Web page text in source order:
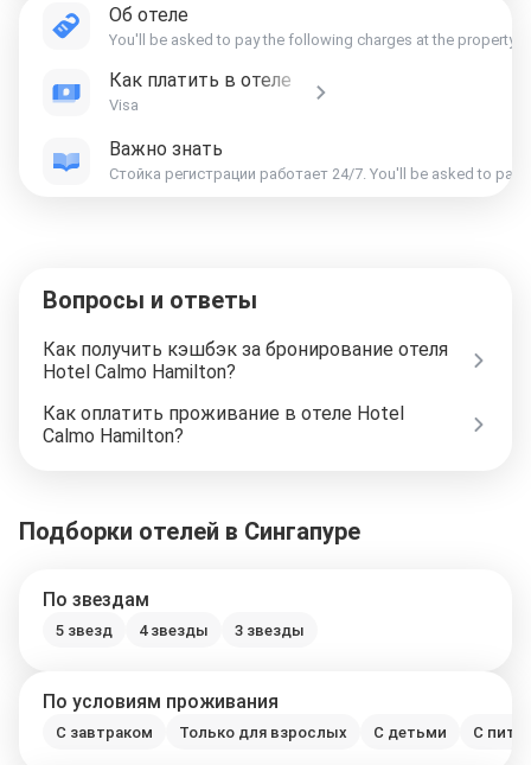
Об отеле
You'll be asked to pay the following charges at the property.
Как платить в отеле
Visa
Важно знать
Вопросы и ответы
Как получить кэшбэк за бронирование отеля
Hotel Calmo Hamilton?
Как оплатить проживание в отеле Hotel
Calmo Hamilton?
Подборки отелей в Сингапуре
По звездам
5 звезд 4 звезды 3 звезды
По условиям проживания
С завтраком Только для взрослых С детьми С